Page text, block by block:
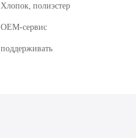
Хлопок, полиэстер
OEM-сервис
поддерживать